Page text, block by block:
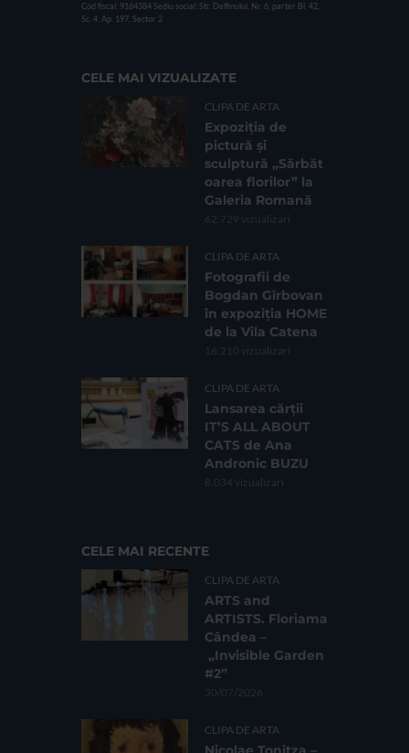
Cod fiscal: 9164384 Sediu social: Str. Delfinului, Nr. 6, parter Bl. 42,
Sc. 4, Ap. 197, Sector 2
CELE MAI VIZUALIZATE
CLIPA DE ARTA
Expoziția de
pictură și
sculptură „Sărbăt
oarea florilor” la
Galeria Romană
62.729 vizualizari
CLIPA DE ARTA
Fotografii de
Bogdan Gîrbovan
în expoziția HOME
de la Vila Catena
16.210 vizualizari
CLIPA DE ARTA
Lansarea cărții
IT’S ALL ABOUT
CATS de Ana
Andronic BUZU
8.034 vizualizari
CELE MAI RECENTE
CLIPA DE ARTA
ARTS and
ARTISTS. Floriama
Cândea –
„Invisible Garden
#2”
30/07/2026
CLIPA DE ARTA